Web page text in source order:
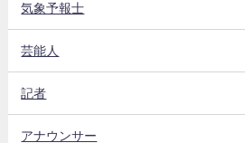
気象予報士
芸能人
記者
アナウンサー